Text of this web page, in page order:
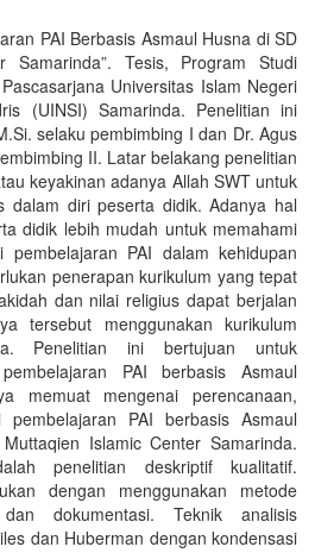
PAI Berbasis Asmaul Husna di SD
Samarinda”. Tesis, Program Studi
Universitas Islam Negeri
(UINSI) Samarinda. Penelitian ini
selaku pembimbing I dan Dr. Agus
II. Latar belakang penelitian
keyakinan adanya Allah SWT untuk
dalam diri peserta didik. Adanya hal
didik lebih mudah untuk memahami
pembelajaran PAI dalam kehidupan
penerapan kurikulum yang tepat
dan nilai religius dapat berjalan
tersebut menggunakan kurikulum
Penelitian ini bertujuan untuk
PAI berbasis Asmaul
memuat mengenai perencanaan,
PAI berbasis Asmaul
Islamic Center Samarinda.
penelitian deskriptif kualitatif.
dengan menggunakan metode
dokumentasi. Teknik analisis
dan Huberman dengan kondensasi